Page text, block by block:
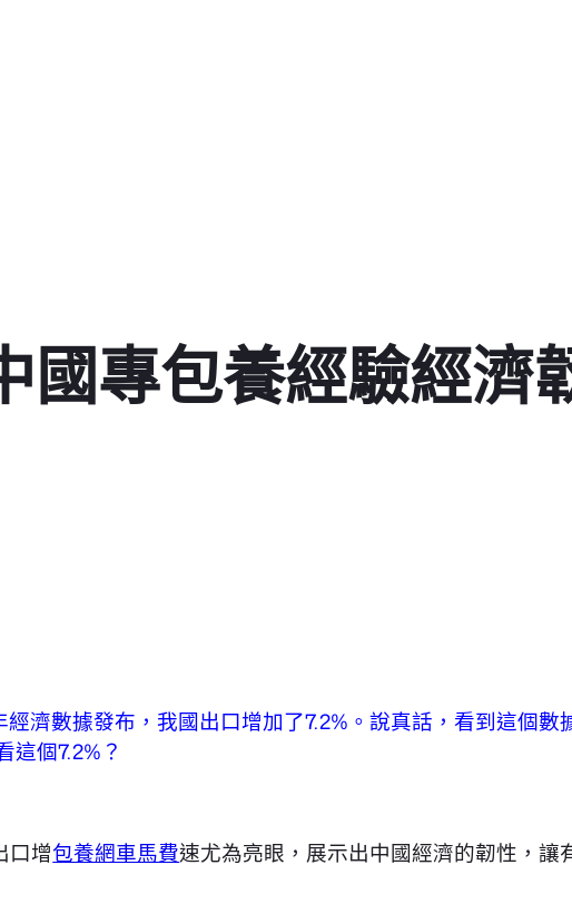
國專包養經驗經濟
濟數據發布，我國出口增加了7.2%。說真話，看到這個數
這個7.2%？
口增包養網車馬費速尤為亮眼，展示出中國經濟的韌性，讓